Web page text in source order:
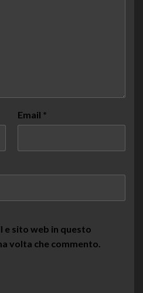
Email *
e sito web in questo
volta che commento.